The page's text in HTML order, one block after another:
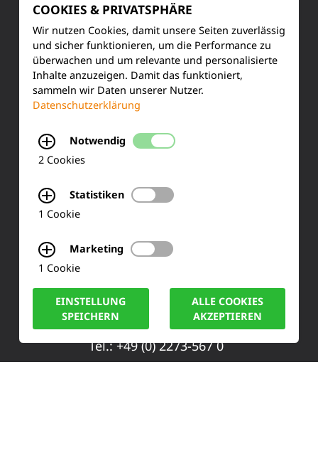
SERVICE
Kundenservice
Produktinformationen
FAQ
KONTAKT
50170 Kerpen
Tel.: +49 (0) 2273-567 0
COOKIES & PRIVATSPHÄRE
Wir nutzen Cookies, damit unsere Seiten zuverlässig
und sicher funktionieren, um die Performance zu
überwachen und um relevante und personalisierte
Inhalte anzuzeigen. Damit das funktioniert,
sammeln wir Daten unserer Nutzer.
Datenschutzerklärung
Notwendig
2 Cookies
Statistiken
1 Cookie
Marketing
1 Cookie
EINSTELLUNG
SPEICHERN
ALLE COOKIES
AKZEPTIEREN